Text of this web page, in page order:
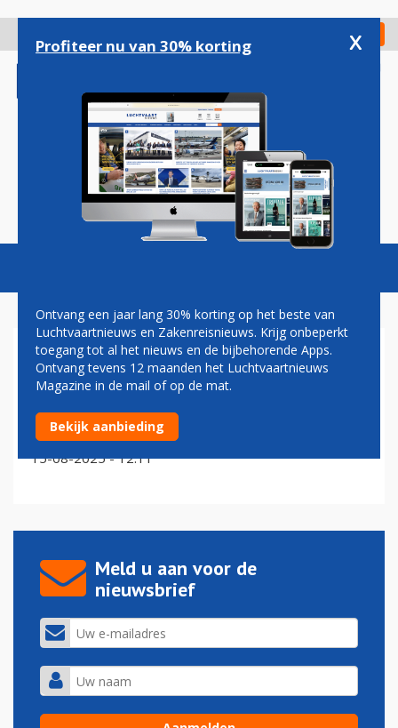
gaan
Check in
Magazine Podcasts Vacatures
VLIEGCARRIERE.NL
Vliegcarriere.nl bevestigd als deelnemer aan de Career
Experience in Rotterdam
15-08-2025 - 12:11
Meld u aan voor de
nieuwsbrief
Profiteer nu van 30% korting x
Ontvang een jaar lang 30% korting op het beste van
Luchtvaartnieuws en Zakenreisnieuws. Krijg onbeperkt
toegang tot al het nieuws en de bijbehorende Apps.
Ontvang tevens 12 maanden het Luchtvaartnieuws
Magazine in de mail of op de mat.
Bekijk aanbieding